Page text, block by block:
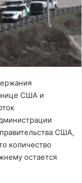
США и
США,
количество
остается